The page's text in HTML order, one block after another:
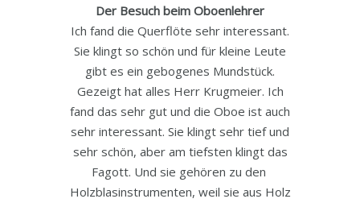
Der Besuch beim Oboenlehrer
Ich fand die Querflöte sehr interessant.
Sie klingt so schön und für kleine Leute
gibt es ein gebogenes Mundstück.
Gezeigt hat alles Herr Krugmeier. Ich
fand das sehr gut und die Oboe ist auch
sehr interessant. Sie klingt sehr tief und
sehr schön, aber am tiefsten klingt das
Fagott. Und sie gehören zu den
Holzblasinstrumenten, weil sie aus Holz